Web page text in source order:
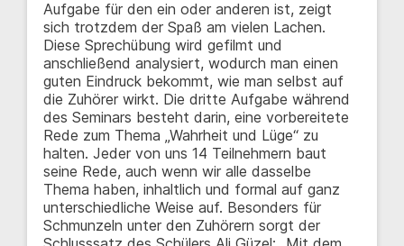
Aufgabe für den ein oder anderen ist, zeigt
sich trotzdem der Spaß am vielen Lachen.
Diese Sprechübung wird gefilmt und
anschließend analysiert, wodurch man einen
guten Eindruck bekommt, wie man selbst auf
die Zuhörer wirkt. Die dritte Aufgabe während
des Seminars besteht darin, eine vorbereitete
Rede zum Thema „Wahrheit und Lüge“ zu
halten. Jeder von uns 14 Teilnehmern baut
seine Rede, auch wenn wir alle dasselbe
Thema haben, inhaltlich und formal auf ganz
unterschiedliche Weise auf. Besonders für
Schmunzeln unter den Zuhörern sorgt der